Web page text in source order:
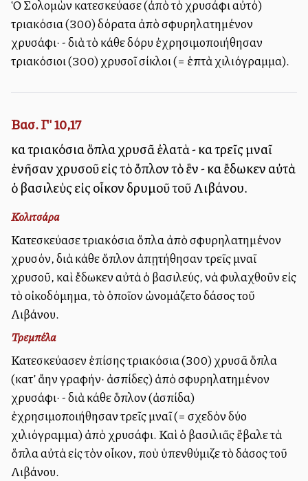
Ὁ Σολομὼν κατεσκεύασε (ἀπὸ τὸ χρυσάφι αὐτό)
τριακόσια (300) δόρατα ἀπὸ σφυρηλατημένον
χρυσάφι· - διὰ τὸ κάθε δόρυ ἐχρησιμοποιήθησαν
τριακόσιοι (300) χρυσοῖ σίκλοι (= ἑπτὰ χιλιόγραμμα).
Βασ. Γ' 10,17
καὶ τριακόσια ὅπλα χρυσᾶ ἐλατὰ - καὶ τρεῖς μναῖ
ἐνῆσαν χρυσοῦ εἰς τὸ ὅπλον τὸ ἓν - καὶ ἔδωκεν αὐτὰ
ὁ βασιλεὺς εἰς οἶκον δρυμοῦ τοῦ Λιβάνου.
Κολιτσάρα
Κατεσκεύασε τριακόσια ὅπλα ἀπὸ σφυρηλατημένον
χρυσόν, διὰ κάθε ὅπλον ἀπῃτήθησαν τρεῖς μναῖ
χρυσοῦ, καὶ ἔδωκεν αὐτὰ ὁ βασιλεύς, νὰ φυλαχθοῦν εἰς
τὸ οἰκοδόμημα, τὸ ὁποῖον ὠνομάζετο δάσος τοῦ
Λιβάνου.
Τρεμπέλα
Κατεσκεύασεν ἐπίσης τριακόσια (300) χρυσᾶ ὅπλα
(κατ’ ἄλλην γραφήν· ἀσπίδες) ἀπὸ σφυρηλατημένον
χρυσάφι· - διὰ κάθε ὅπλον (ἀσπίδα)
ἐχρησιμοποιήθησαν τρεῖς μναῖ (= σχεδὸν δύο
χιλιόγραμμα) ἀπὸ χρυσάφι. Καὶ ὁ βασιλιᾶς ἔβαλε τὰ
ὅπλα αὐτὰ εἰς τὸν οἶκον, ποὺ ὑπενθύμιζε τὸ δάσος τοῦ
Λιβάνου.